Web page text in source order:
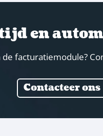
en
facturatiemodule?
Contacteer ons